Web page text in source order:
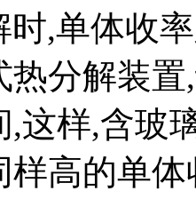
时,单体收
分解装
,这样,含玻
样高的单